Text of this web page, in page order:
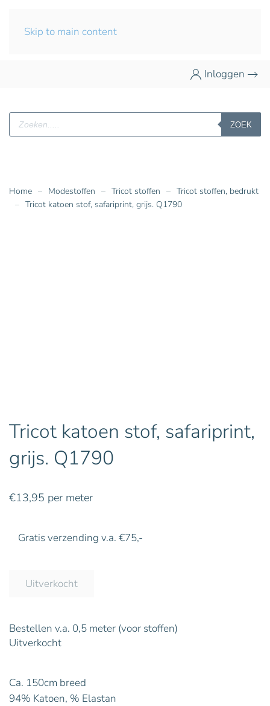
Skip to main content
Inloggen
Producten
zoeken
ZOEK
Home Modestoffen Tricot stoffen
Tricot stoffen, bedrukt
Tricot katoen stof, safariprint, grijs. Q1790
Tricot katoen stof, safariprint,
grijs. Q1790
€13,95 per meter
Gratis verzending v.a. €75,-
Uitverkocht
Bestellen v.a. 0,5 meter (voor stoffen)
Uitverkocht
Ca. 150cm breed
94% Katoen, % Elastan